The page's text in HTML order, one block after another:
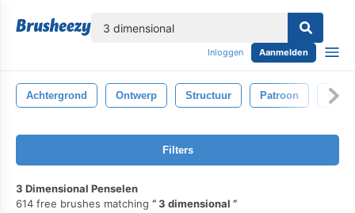
Inloggen Aanmelden
Achtergrond Ontwerp Structuur Patroon Wit
Filters
3 Dimensional Penselen
614 free brushes matching
3 dimensional